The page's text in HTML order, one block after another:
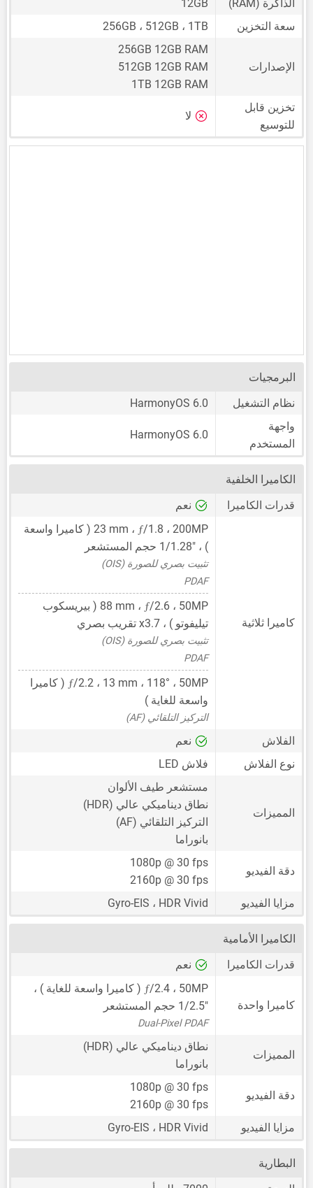
الذاكرة (RAM)
12GB
سعة التخزين
256GB ، 512GB ، 1TB
الإصدارات
256GB 12GB RAM
512GB 12GB RAM
1TB 12GB RAM
تخزين قابل
للتوسيع
لا
البرمجيات
نظام التشغيل
HarmonyOS 6.0
واجهة
المستخدم
HarmonyOS 6.0
الكاميرا الخلفية
قدرات الكاميرا
نعم
كاميرا ثلاثية
200MP ، ƒ/1.8 ، 23 mm ( كاميرا واسعة
) ، 1/1.28" حجم المستشعر
تثبيت بصري للصورة (OIS)
PDAF
50MP ، ƒ/2.6 ، 88 mm ( بيريسكوب
تيليفوتو ) ، x3.7 تقريب بصري
تثبيت بصري للصورة (OIS)
PDAF
50MP ، ƒ/2.2 ، 13 mm
، 118° ( كاميرا
واسعة للغاية )
التركيز التلقائي (AF)
الفلاش
نعم
نوع الفلاش
فلاش LED
المميزات
مستشعر طيف الألوان
نطاق ديناميكي عالي (HDR)
التركيز التلقائي (AF)
بانوراما
دقة الفيديو
1080p @ 30 fps
2160p @ 30 fps
مزايا الفيديو
Gyro-EIS ، HDR Vivid
الكاميرا الأمامية
قدرات الكاميرا
نعم
كاميرا واحدة
50MP ، ƒ/2.4 ( كاميرا واسعة للغاية ) ،
1/2.5" حجم المستشعر
Dual-Pixel PDAF
المميزات
نطاق ديناميكي عالي (HDR)
بانوراما
دقة الفيديو
1080p @ 30 fps
2160p @ 30 fps
مزايا الفيديو
Gyro-EIS ، HDR Vivid
البطارية